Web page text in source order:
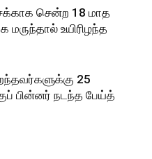
சென்ற 18 மாத
உயிரிழந்த
25
பின்னர் நடந்த பேய்த்